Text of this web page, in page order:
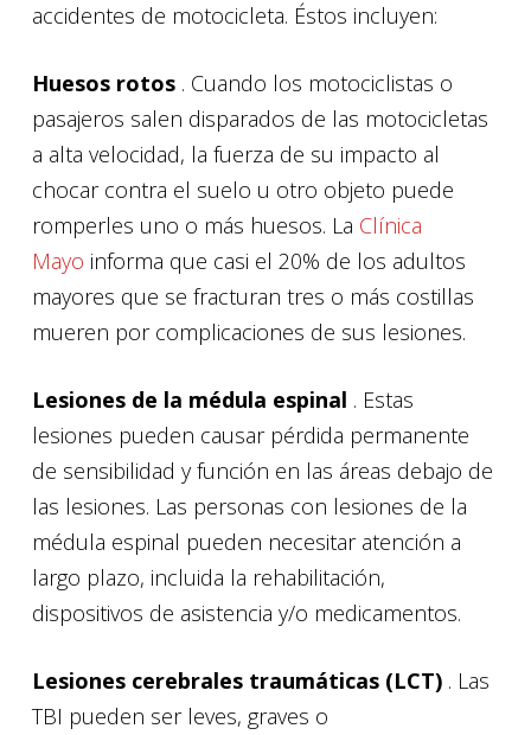
accidentes de motocicleta. Éstos incluyen:
Huesos rotos . Cuando los motociclistas o
pasajeros salen disparados de las motocicletas
a alta velocidad, la fuerza de su impacto al
chocar contra el suelo u otro objeto puede
romperles uno o más huesos. La Clínica
Mayo informa que casi el 20% de los adultos
mayores que se fracturan tres o más costillas
mueren por complicaciones de sus lesiones.
Lesiones de la médula espinal . Estas
lesiones pueden causar pérdida permanente
de sensibilidad y función en las áreas debajo de
las lesiones. Las personas con lesiones de la
médula espinal pueden necesitar atención a
largo plazo, incluida la rehabilitación,
dispositivos de asistencia y/o medicamentos.
Lesiones cerebrales traumáticas (LCT) . Las
TBI pueden ser leves, graves o